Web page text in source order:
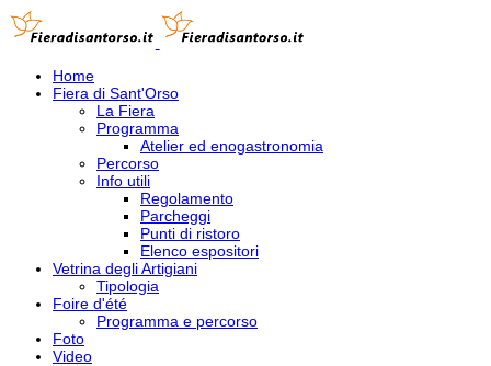
Home
Fiera di Sant'Orso
La Fiera
Programma
Atelier ed enogastronomia
Percorso
Info utili
Regolamento
Parcheggi
Punti di ristoro
Elenco espositori
Vetrina degli Artigiani
Tipologia
Foire d'été
Programma e percorso
Foto
Video